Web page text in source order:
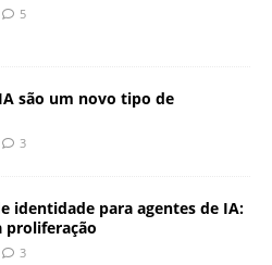
5
são um novo tipo de
3
identidade para agentes de IA:
proliferação
3